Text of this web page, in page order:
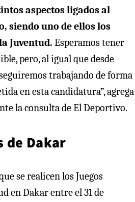
aspectos ligados al
siendo uno de ellos los
Juventud. Esperamos tener
pero, al igual que desde
trabajando de forma
en esta candidatura”, agrega
la consulta de El Deportivo.
de Dakar
se realicen los Juegos
en Dakar entre el 31 de